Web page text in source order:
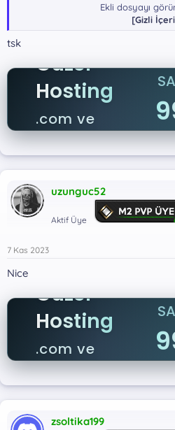
Ekli dosyayı
[Gizli
tsk
Güzel
Hosting
.com ve
.net
uzunguc52
Aktif Üye
7 Kas 2023
Nice
Güzel
Hosting
.com ve
.net
zsoltika199